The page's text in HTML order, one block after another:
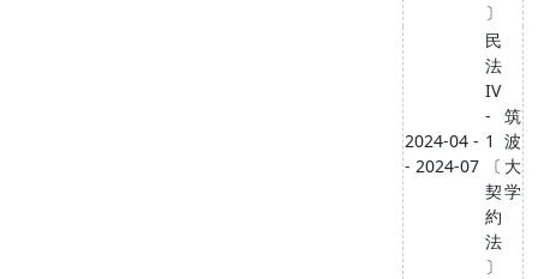
〕
2024-04 -
- 2024-07
民
法
IV
-
1
〔
契
約
法
〕
筑
波
大
学